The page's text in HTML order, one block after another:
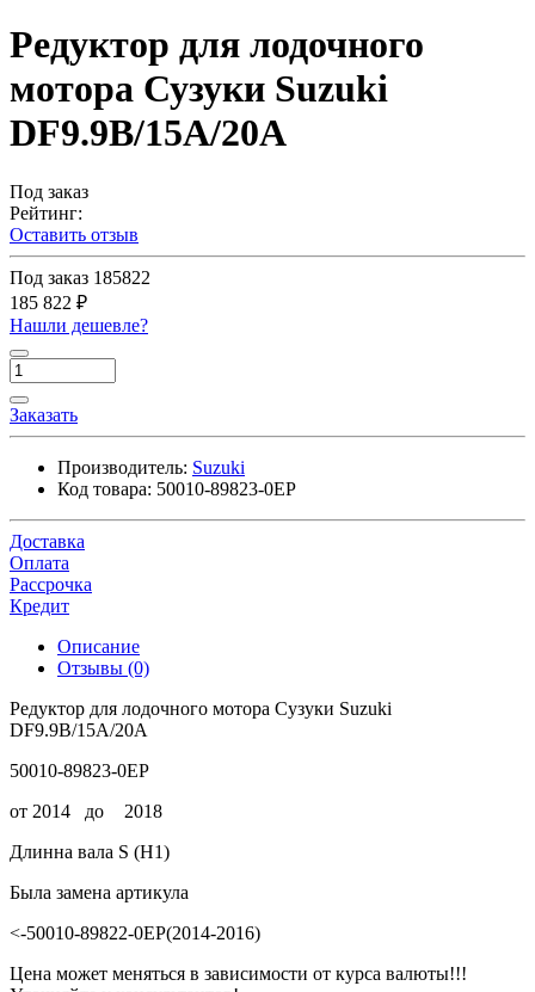
Редуктор для лодочного
мотора Сузуки Suzuki
DF9.9B/15A/20A
Под заказ
Рейтинг:
Оставить отзыв
Под заказ 185822
185 822 ₽
Нашли дешевле?
Заказать
Производитель: Suzuki
Код товара: 50010-89823-0EP
Доставка
Оплата
Рассрочка
Кредит
Описание
Отзывы (0)
Редуктор для лодочного мотора Сузуки Suzuki
DF9.9B/15A/20A
50010-89823-0EP
от 2014 до
2018
Длинна вала S (H1)
Была замена артикула
<-50010-89822-0EP(2014-2016)
Цена может меняться в зависимости от курса валюты!!!